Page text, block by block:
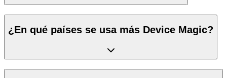
¿En qué países se usa más Device Magic?